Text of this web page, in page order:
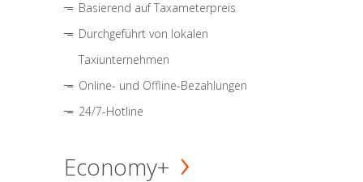
Basierend auf Taxameterpreis
Durchgeführt von lokalen
Taxiunternehmen
Online- und Offline-Bezahlungen
24/7-Hotline
Economy+